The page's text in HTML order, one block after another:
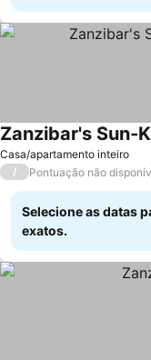
Casa/apartamento inteiro
Zanzibar's Sun-
/ Pontuação não
Selecione as datas
exatos.